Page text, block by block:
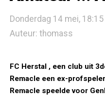
Donderdag 14 mei,
Auteur: thomass
FC Herstal , een club uit
Remacle een ex-
Remacle speelde voor